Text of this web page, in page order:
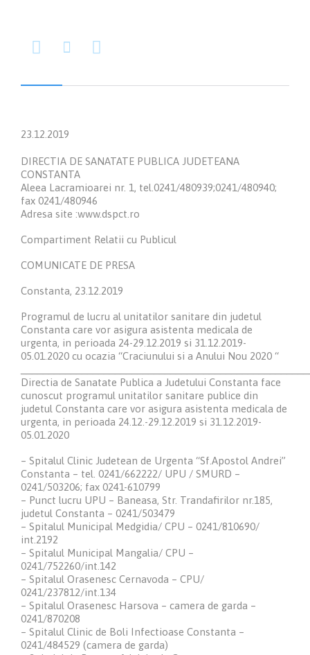
  
23.12.2019
DIRECTIA DE SANATATE PUBLICA JUDETEANA
CONSTANTA
Aleea Lacramioarei nr. 1, tel.0241/480939;0241/480940;
fax 0241/480946
Adresa site :www.dspct.ro
Compartiment Relatii cu Publicul
COMUNICATE DE PRESA
Constanta, 23.12.2019
Programul de lucru al unitatilor sanitare din judetul
Constanta care vor asigura asistenta medicala de
urgenta, in perioada 24-29.12.2019 si 31.12.2019-
05.01.2020 cu ocazia “Craciunului si a Anului Nou 2020 “
Directia de Sanatate Publica a Judetului Constanta face
cunoscut programul unitatilor sanitare publice din
judetul Constanta care vor asigura asistenta medicala de
urgenta, in perioada 24.12.-29.12.2019 si 31.12.2019-
05.01.2020
– Spitalul Clinic Judetean de Urgenta “Sf.Apostol Andrei”
Constanta – tel. 0241/662222/ UPU / SMURD –
0241/503206; fax 0241-610799
– Punct lucru UPU – Baneasa, Str. Trandafirilor nr.185,
judetul Constanta – 0241/503479
– Spitalul Municipal Medgidia/ CPU – 0241/810690/
int.2192
– Spitalul Municipal Mangalia/ CPU –
0241/752260/int.142
– Spitalul Orasenesc Cernavoda – CPU/
0241/237812/int.134
– Spitalul Orasenesc Harsova – camera de garda –
0241/870208
– Spitalul Clinic de Boli Infectioase Constanta –
0241/484529 (camera de garda)